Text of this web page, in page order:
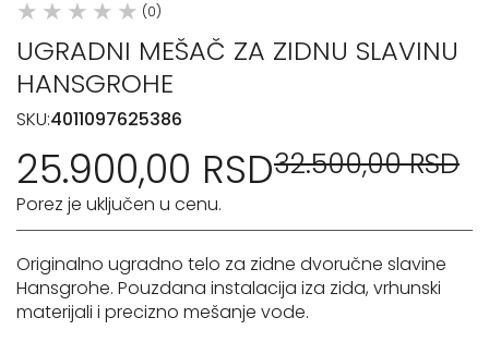
(0)
UGRADNI MEŠAČ ZA ZIDNU SLAVINU
HANSGROHE
SKU:4011097625386
25.900,00 RSD32.500,00 RSD
Porez je uključen u cenu.
Originalno ugradno telo za zidne dvoručne slavine
Hansgrohe. Pouzdana instalacija iza zida, vrhunski
materijali i precizno mešanje vode.